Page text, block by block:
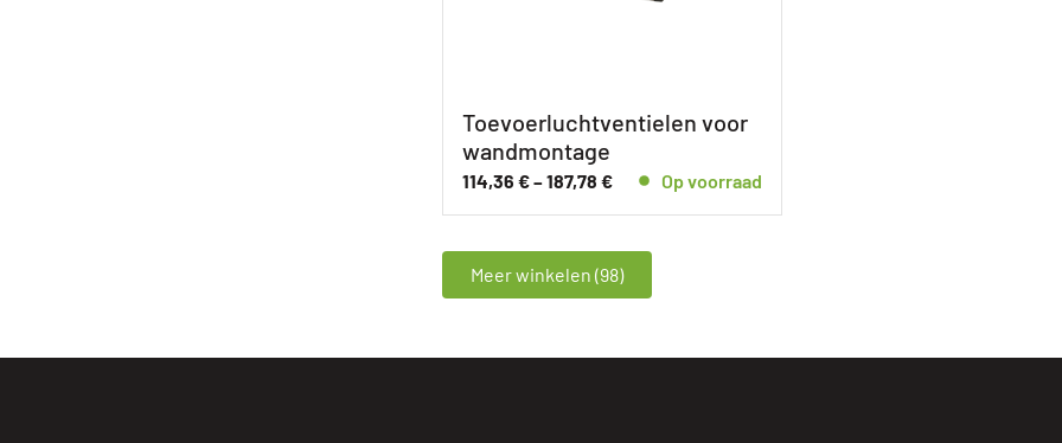
Toevoerluchtventielen voor
wandmontage
114,36 €–187,78 € Op voorraad
Meer winkelen (98)